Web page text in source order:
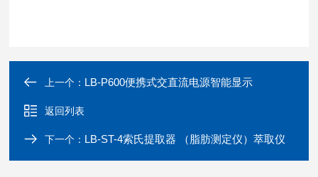
上一个： LB-P600便携式交直流电源智能显示
返回列表
下一个： LB-ST-4索氏提取器 （脂肪测定仪）萃取仪